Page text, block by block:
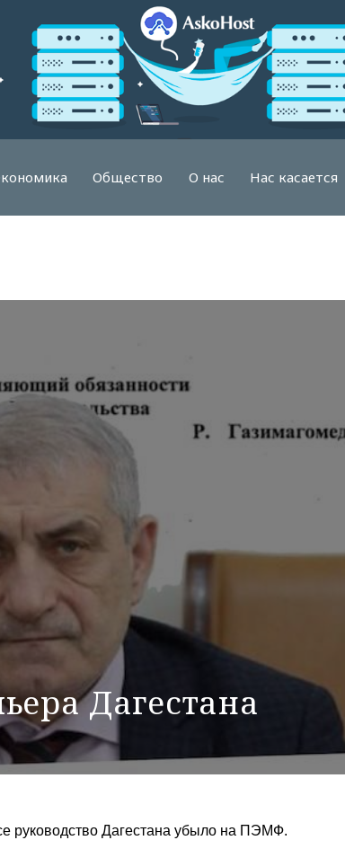
Общество О нас Нас касается
Дагестана
руководство Дагестана убыло на ПЭМФ.